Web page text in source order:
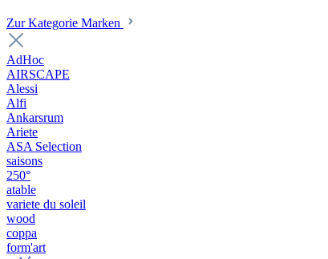
Zur Kategorie Marken
AdHoc
AIRSCAPE
Alessi
Alfi
Ankarsrum
Ariete
ASA Selection
saisons
250°
atable
variete du soleil
wood
coppa
form'art